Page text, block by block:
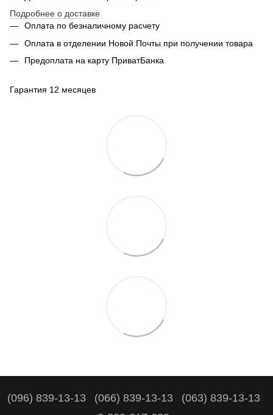
Подробнее о доставке
Оплата по безналичному расчету
Оплата в отделении Новой Почты при получении товара
Предоплата на карту ПриватБанка
Гарантия 12 месяцев
(096) 839-13-13 (066) 839-13-13
(063) 839-13-13